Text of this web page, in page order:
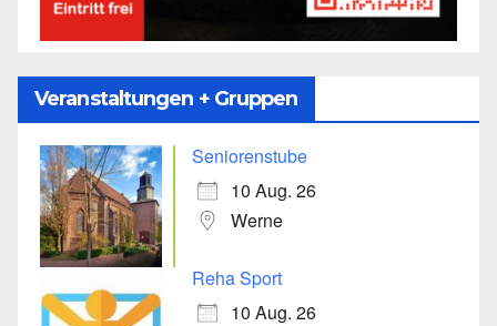
Veranstaltungen + Gruppen
Seniorenstube
10 Aug. 26
Werne
Reha Sport
10 Aug. 26